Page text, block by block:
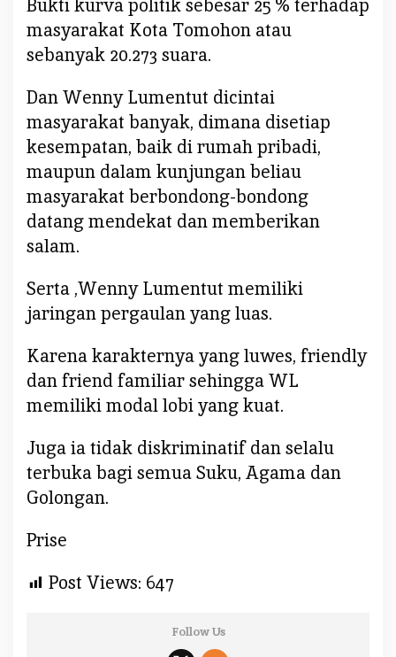
Bukti kurva politik sebesar 25 % terhadap
masyarakat Kota Tomohon atau
sebanyak 20.273 suara.
Dan Wenny Lumentut dicintai
masyarakat banyak, dimana disetiap
kesempatan, baik di rumah pribadi,
maupun dalam kunjungan beliau
masyarakat berbondong-bondong
datang mendekat dan memberikan
salam.
Serta ,Wenny Lumentut memiliki
jaringan pergaulan yang luas.
Karena karakternya yang luwes, friendly
dan friend familiar sehingga WL
memiliki modal lobi yang kuat.
Juga ia tidak diskriminatif dan selalu
terbuka bagi semua Suku, Agama dan
Golongan.
Prise
Post Views: 647
Follow Us